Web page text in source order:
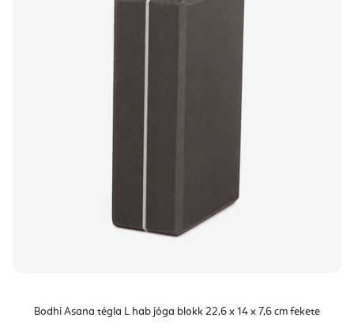
Bodhi Asana tégla L hab jóga blokk 22,6 x 14 x 7,6 cm fekete